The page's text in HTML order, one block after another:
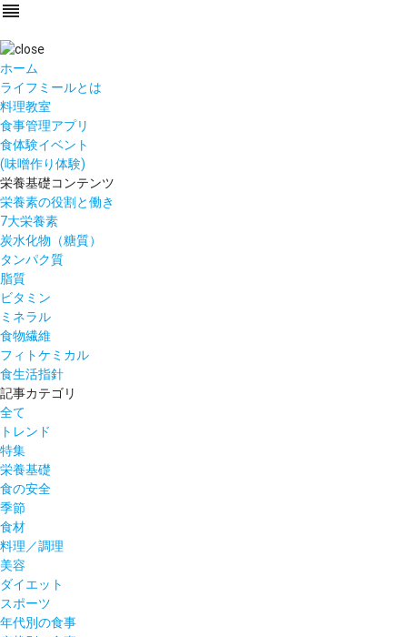
reorder
ホーム
ライフミールとは
料理教室
食事管理アプリ
食体験イベント
(味噌作り体験)
栄養基礎コンテンツ
栄養素の役割と働き
7大栄養素
炭水化物（糖質）
タンパク質
脂質
ビタミン
ミネラル
食物繊維
フィトケミカル
食生活指針
記事カテゴリ
全て
トレンド
特集
栄養基礎
食の安全
季節
食材
料理／調理
美容
ダイエット
スポーツ
年代別の食事